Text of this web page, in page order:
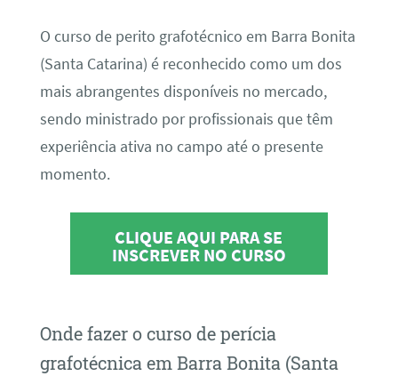
O curso de perito grafotécnico em Barra Bonita
(Santa Catarina) é reconhecido como um dos
mais abrangentes disponíveis no mercado,
sendo ministrado por profissionais que têm
experiência ativa no campo até o presente
momento.
CLIQUE AQUI PARA SE
INSCREVER NO CURSO
Onde fazer o curso de perícia
grafotécnica em Barra Bonita (Santa